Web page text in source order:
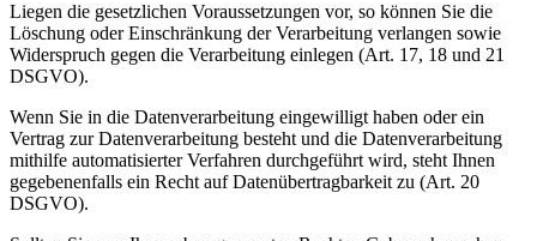
Liegen die gesetzlichen Voraussetzungen vor, so können Sie die
Löschung oder Einschränkung der Verarbeitung verlangen sowie
Widerspruch gegen die Verarbeitung einlegen (Art. 17, 18 und 21
DSGVO).
Wenn Sie in die Datenverarbeitung eingewilligt haben oder ein
Vertrag zur Datenverarbeitung besteht und die Datenverarbeitung
mithilfe automatisierter Verfahren durchgeführt wird, steht Ihnen
gegebenenfalls ein Recht auf Datenübertragbarkeit zu (Art. 20
DSGVO).